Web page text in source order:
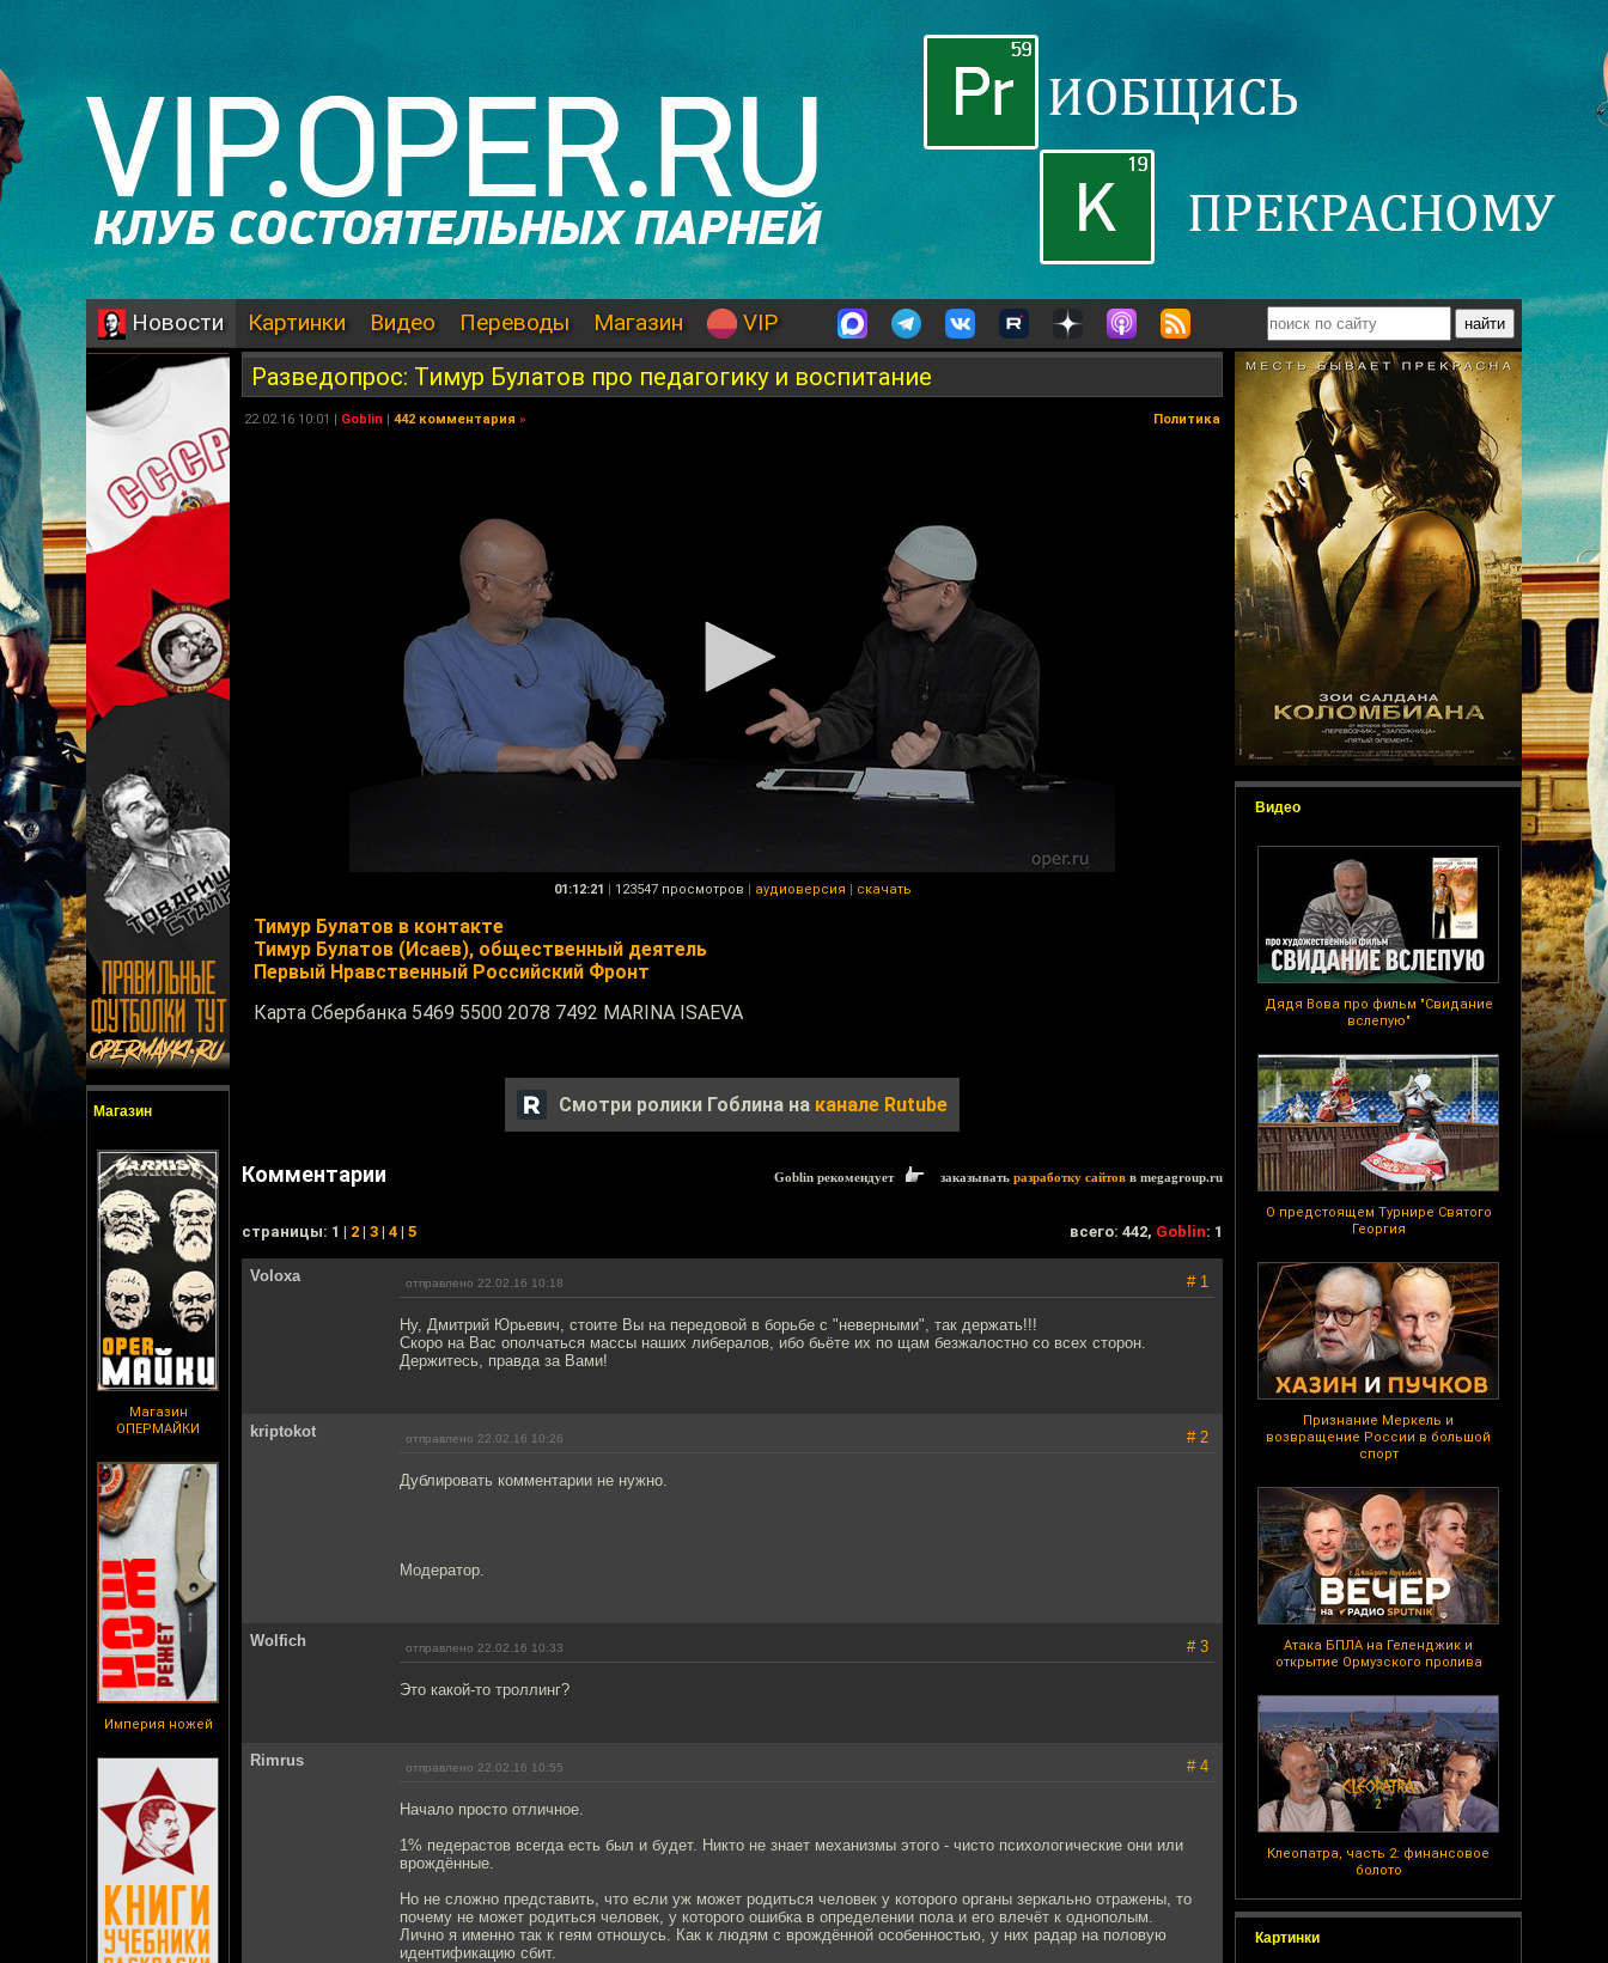
Новости Картинки Видео Переводы Магазин VIP
Магазин
Магазин
ОПЕРМАЙКИ
Империя ножей
Видео
Дядя Вова про фильм "Свидание
вслепую"
О предстоящем Турнире Святого
Георгия
Признание Меркель и
возвращение России в большой
спорт
Атака БПЛА на Геленджик и
открытие Ормузского пролива
Клеопатра, часть 2: финансовое
болото
Картинки
Разведопрос: Тимур Булатов про педагогику и воспитание
22.02.16 10:01 | Goblin | 442 комментария » Политика
01:12:21 | 123547 просмотров | аудиоверсия | скачать
Тимур Булатов в контакте
Тимур Булатов (Исаев), общественный деятель
Первый Нравственный Российский Фронт
Карта Сбербанка 5469 5500 2078 7492 MARINA ISAEVA
Смотри ролики Гоблина на канале Rutube
Комментарии Goblin рекомендует заказывать разработку сайтов в megagroup.ru
cтраницы: 1 | 2 | 3 | 4 | 5 всего: 442, Goblin: 1
Voloxa отправлено 22.02.16 10:18 # 1
Ну, Дмитрий Юрьевич, стоите Вы на передовой в борьбе с "неверными", так держать!!!
Скоро на Вас ополчаться массы наших либералов, ибо бьёте их по щам безжалостно со всех сторон.
Держитесь, правда за Вами!
kriptokot отправлено 22.02.16 10:26 # 2
Дублировать комментарии не нужно.
Модератор.
Wolfich отправлено 22.02.16 10:33 # 3
Это какой-то троллинг?
Rimrus отправлено 22.02.16 10:55 # 4
Начало просто отличное.
1% педерастов всегда есть был и будет. Никто не знает механизмы этого - чисто психологические они или
врождённые.
Но не сложно представить, что если уж может родиться человек у которого органы зеркально отражены, то
почему не может родиться человек, у которого ошибка в определении пола и его влечёт к однополым.
Лично я именно так к геям отношусь. Как к людям с врождённой особенностью, у них радар на половую
идентификацию сбит.